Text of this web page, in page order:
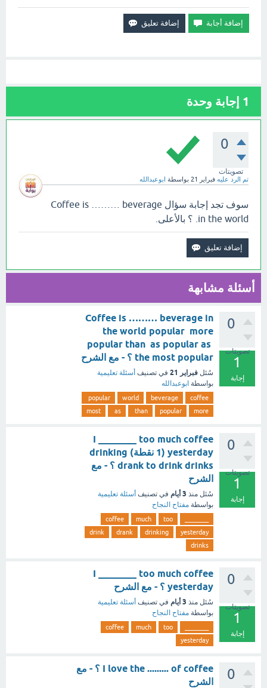
1 إجابة وحدة
0
تصويتات
تم الرد عليه فبراير 21 بواسطة ابوعبدالله
سوف تجد إجابة سؤال Coffee is ……… beverage
in the world. ؟ بالأعلى.
أسئلة مشابهة
0
تصويتات
1
إجابة
Coffee is ……… beverage in
the world popular more
popular than as popular as
the most popular ؟ - مع الشرح
سُئل فبراير 21 في تصنيف أسئلة تعليمية
بواسطة ابوعبدالله
coffee
beverage
world
popular
more
popular
than
as
most
0
تصويتات
1
إجابة
I ________ too much coffee
yesterday (1 نقطة) drinking
drank to drink drinks ؟ - مع
الشرح
سُئل منذ 3 أيام في تصنيف أسئلة تعليمية
بواسطة مفتاح النجاح
too
much
coffee
yesterday
drinking
drank
drink
drinks
0
تصويتات
1
إجابة
I ________ too much coffee
yesterday ؟ - مع الشرح
سُئل منذ 3 أيام في تصنيف أسئلة تعليمية
بواسطة مفتاح النجاح
too
much
coffee
yesterday
0
I love the ......... of coffee ؟ - مع
الشرح